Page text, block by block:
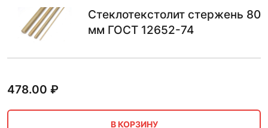
Стеклотекстолит стержень 80
мм ГОСТ 12652-74
478.00 ₽
В КОРЗИНУ